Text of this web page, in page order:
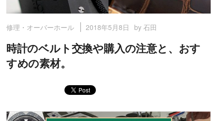
修理・オーバーホール 2018年5月8日 by 石田
時計のベルト交換や購入の注意と、おす
すめの素材。